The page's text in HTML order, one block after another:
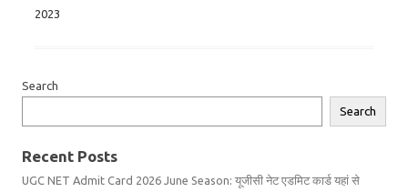
2023
Search
Search
Recent Posts
UGC NET Admit Card 2026 June Season: यूजीसी नेट एडमिट कार्ड यहां से